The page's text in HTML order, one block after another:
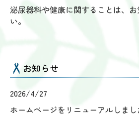
泌尿器科や健康に関することは、
い。
お知らせ
2026/4/27
ホームページをリニューアルしまし